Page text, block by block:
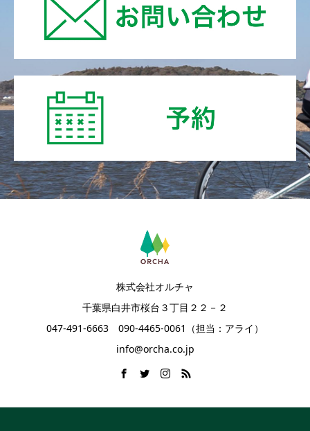
株式会社オルチャ
千葉県白井市桜台３丁目２２－２
047-491-6663 090-4465-0061（担当：アライ）
info@orcha.co.jp